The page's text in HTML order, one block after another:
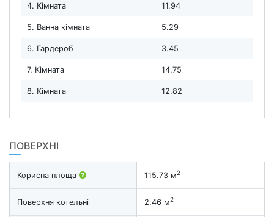
4. Кімната 11.94
5. Ванна кімната 5.29
6. Гардероб 3.45
7. Кімната 14.75
8. Кімната 12.82
ПОВЕРХНІ
Корисна площа 115.73 м2
Поверхня котельні 2.46 м2